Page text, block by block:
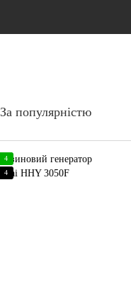
За популярністю
4
4